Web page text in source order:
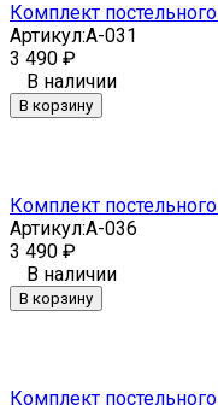
Комплект
Артикул:A-031
3 490 ₽
В наличии
В корзину
Комплект
Артикул:A-036
3 490 ₽
В наличии
В корзину
Комплект